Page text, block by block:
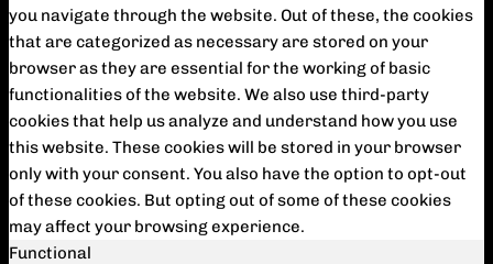
you navigate through the website. Out of these, the cookies
that are categorized as necessary are stored on your
browser as they are essential for the working of basic
functionalities of the website. We also use third-party
cookies that help us analyze and understand how you use
this website. These cookies will be stored in your browser
only with your consent. You also have the option to opt-out
of these cookies. But opting out of some of these cookies
may affect your browsing experience.
Functional